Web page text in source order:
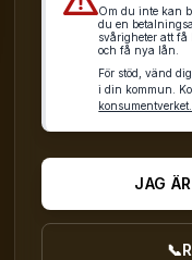
Om du inte kan
du en
svårigheter att få
och få nya lån.
För stöd, vänd
i din kommun.
JAG
📞